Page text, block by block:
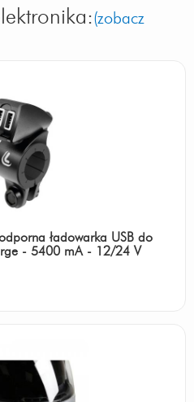
(zobacz
ładowarka USB do
- 5400 mA - 12/24 V